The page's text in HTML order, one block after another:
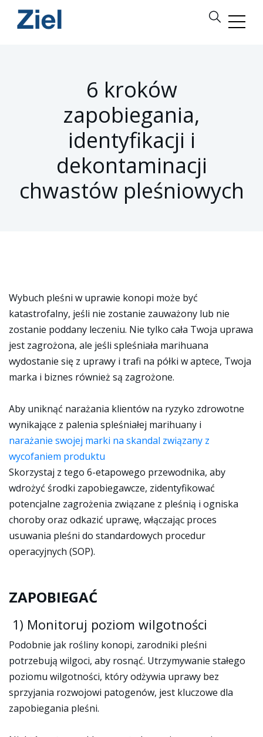
6 kroków
zapobiegania,
identyfikacji i
dekontaminacji
chwastów pleśniowych
Wybuch pleśni w uprawie konopi może być
katastrofalny, jeśli nie zostanie zauważony lub nie
zostanie poddany leczeniu. Nie tylko cała Twoja uprawa
jest zagrożona, ale jeśli spleśniała marihuana
wydostanie się z uprawy i trafi na półki w aptece, Twoja
marka i biznes również są zagrożone.
Aby uniknąć narażania klientów na ryzyko zdrowotne
wynikające z palenia spleśniałej marihuany i
narażanie swojej marki na skandal związany z
wycofaniem produktu
Skorzystaj z tego 6-etapowego przewodnika, aby
wdrożyć środki zapobiegawcze, zidentyfikować
potencjalne zagrożenia związane z pleśnią i ogniska
choroby oraz odkazić uprawę, włączając proces
usuwania pleśni do standardowych procedur
operacyjnych (SOP).
ZAPOBIEGAĆ
1) Monitoruj poziom wilgotności
Podobnie jak rośliny konopi, zarodniki pleśni
potrzebują wilgoci, aby rosnąć. Utrzymywanie stałego
poziomu wilgotności, który odżywia uprawy bez
sprzyjania rozwojowi patogenów, jest kluczowe dla
zapobiegania pleśni.